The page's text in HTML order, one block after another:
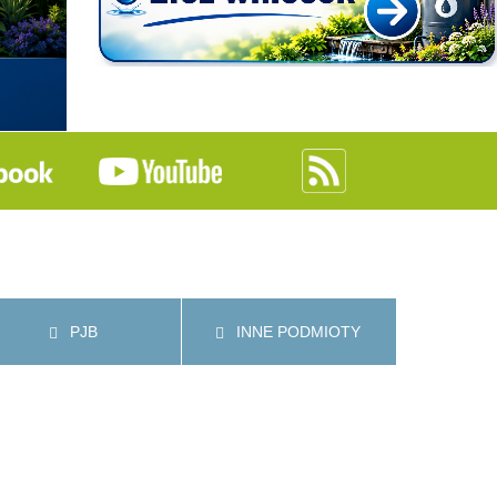
PJB INNE PODMIOTY